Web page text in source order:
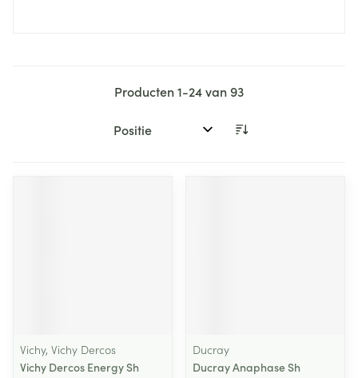
Producten1-24van93
Sorteer op:
Vichy, Vichy Dercos
Vichy Dercos Energy Sh
Ducray
Ducray Anaphase Sh